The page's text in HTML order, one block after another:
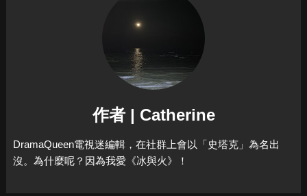
作者 | Catherine
DramaQueen電視迷編輯，在社群上會以「史塔克」為名出
沒。為什麼呢？因為我愛《冰與火》！